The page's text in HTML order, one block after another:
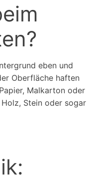
eben und
Oberfläche haften
Malkarton oder
Stein oder sogar